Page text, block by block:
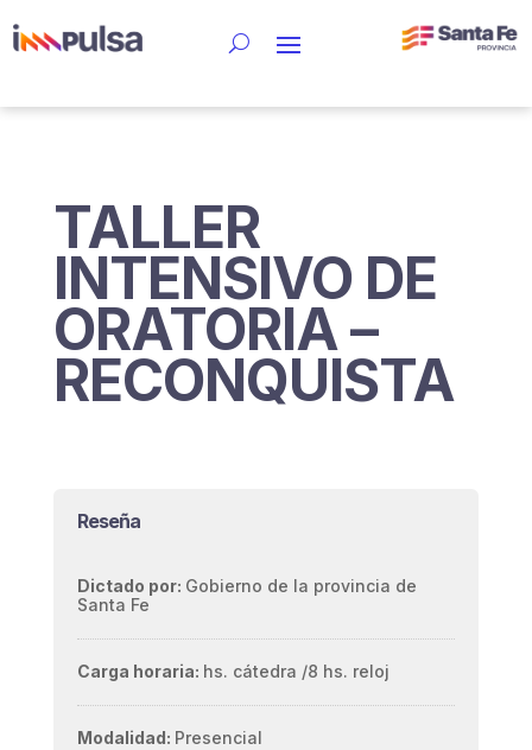
TALLER
INTENSIVO DE
ORATORIA –
RECONQUISTA
Reseña
Dictado por: Gobierno de la provincia de
Santa Fe
Carga horaria: hs. cátedra /8 hs. reloj
Modalidad: Presencial